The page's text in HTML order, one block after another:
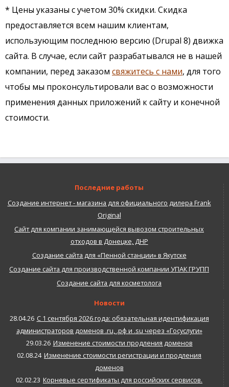
* Цены указаны с учетом 30% скидки. Скидка
предоставляется всем нашим клиентам,
использующим последнюю версию (Drupal 8) движка
сайта. В случае, если сайт разрабатывался не в нашей
компании, перед заказом свяжитесь с нами, для того
чтобы мы проконсультировали вас о возможности
применения данных приложений к сайту и конечной
стоимости.
Последние работы
Создание интернет - магазина для официального дилера Frank
Original
Сайт для компании занимающейся вывозом строительных
отходов в Донецке, ДНР
Создание сайта для «Пенной станции» в Якутске
Создание сайта для производственной компании УПАК ГРУПП
Создание сайта для косметолога
Новости
28.04.26 С 1 сентября 2026 года: обязательная идентификация
администраторов доменов .ru, .рф и .su через «Госуслуги»
29.03.26 Изменение стоимости продления доменов
02.08.24 Изменение стоимости регистрации и продления
доменов
02.02.23 Корневые сертификаты для российских сервисов.